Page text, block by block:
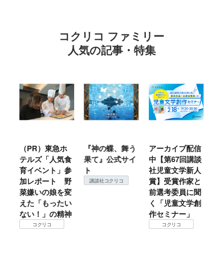
コクリコ ファミリー
人気の記事・特集
気食
」参
ト 野
を変
たい
精神
『神の蝶、舞う
果て』公式サイ
ト
講談社コクリコ
アーカイブ配信
中【第67回講談
社児童文学新人
賞】受賞作家と
前選考委員に聞
く「児童文学創
仙台の冬は東北
地方では温
暖？ 本当のと
ころは仙台に来
て検証すべし！
コクリコ